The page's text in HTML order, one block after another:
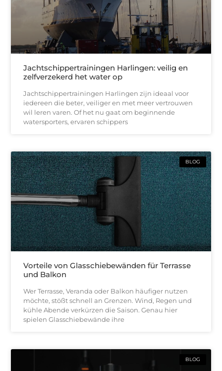
Jachtschippertrainingen Harlingen: veilig en
zelfverzekerd het water op
Jachtschippertrainingen Harlingen zijn ideaal voor
iedereen die beter, veiliger en met meer vertrouwen
wil leren varen. Of het nu gaat om beginnende
watersporters, ervaren schippers
BLOG
Vorteile von Glasschiebewänden für Terrasse
und Balkon
Wer Terrasse, Veranda oder Balkon häufiger nutzen
möchte, stößt schnell an Grenzen. Wind, Regen und
kühle Abende verkürzen die Saison. Genau hier
spielen Glasschiebewände ihre
BLOG